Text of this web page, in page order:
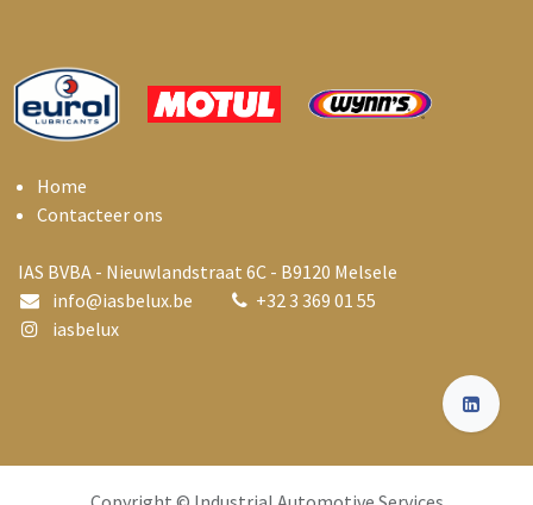
Home
Contacteer ons
IAS BVBA - Nieuwlandstraat 6C - B9120 Melsele
info@iasbelux.be +32 3 369 01 55
iasbelux